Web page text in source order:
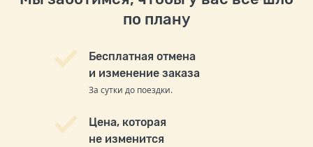
по плану
Бесплатная отмена
и изменение заказа
За сутки до поездки.
Цена, которая
не изменится